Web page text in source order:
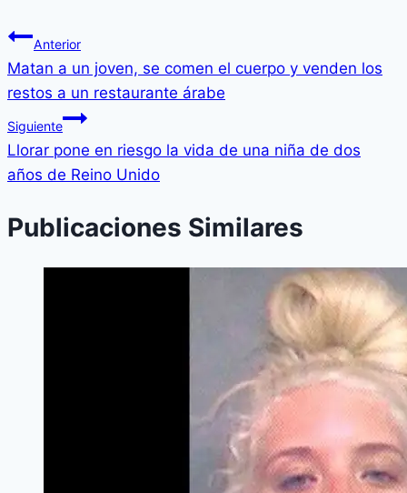
Anterior
Matan a un joven, se comen el cuerpo y venden los
restos a un restaurante árabe
Siguiente
Llorar pone en riesgo la vida de una niña de dos
años de Reino Unido
Publicaciones Similares